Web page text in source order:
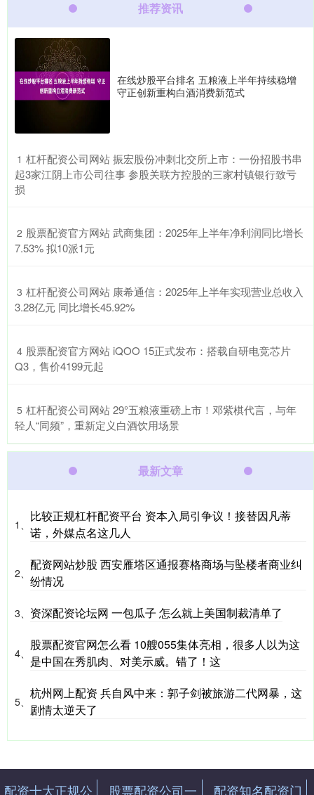
推荐资讯
在线炒股平台排名 五粮液上半年持续稳增
守正创新重构白酒消费新范式
1 ​杠杆配资公司网站 振宏股份冲刺北交所上市：一份招股书串
起3家江阴上市公司往事 参股关联方控股的三家村镇银行致亏
损
2 ​股票配资官方网站 武商集团：2025年上半年净利润同比增长
7.53% 拟10派1元
3 ​杠杆配资公司网站 康希通信：2025年上半年实现营业总收入
3.28亿元 同比增长45.92%
4 ​股票配资官方网站 iQOO 15正式发布：搭载自研电竞芯片
Q3，售价4199元起
5 ​杠杆配资公司网站 29°五粮液重磅上市！邓紫棋代言，与年
轻人“同频”，重新定义白酒饮用场景
最新文章
1、
比较正规杠杆配资平台 资本入局引争议！接替因凡蒂
诺，外媒点名这几人
2、
配资网站炒股 西安雁塔区通报赛格商场与坠楼者商业纠
纷情况
3、 资深配资论坛网 一包瓜子 怎么就上美国制裁清单了
4、
股票配资官网怎么看 10艘055集体亮相，很多人以为这
是中国在秀肌肉、对美示威。错了！这
5、
杭州网上配资 兵自风中来：郭子剑被旅游二代网暴，这
剧情太逆天了
配资十大正规公 股票配资公司一 配资知名配资门